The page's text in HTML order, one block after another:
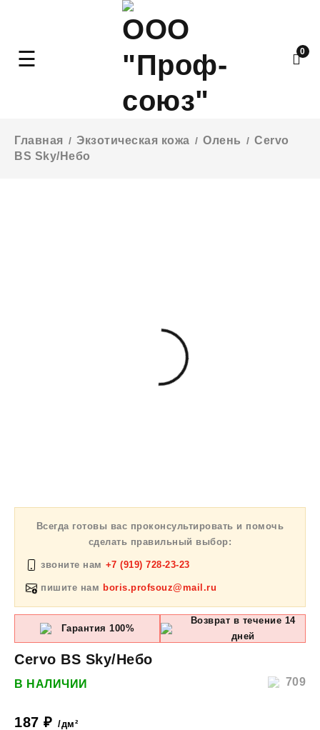
0
Главная / Экзотическая кожа / Олень / Cervo
BS Sky/Небо
Всегда готовы вас проконсультировать и помочь
сделать правильный выбор:
звоните нам +7 (919) 728-23-23
пишите нам boris.profsouz@mail.ru
Гарантия 100%
Возврат в течение 14
дней
Cervo BS Sky/Небо
709
В НАЛИЧИИ
187 ₽ /дм²